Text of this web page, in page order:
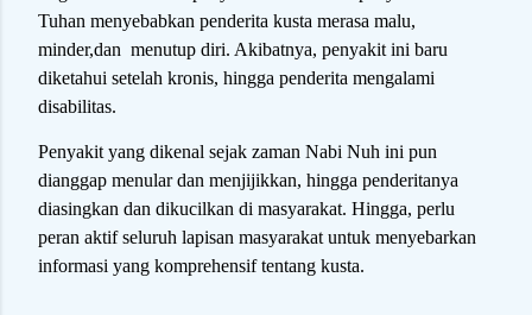
Tuhan menyebabkan penderita kusta merasa malu,
minder,dan menutup diri. Akibatnya, penyakit ini baru
diketahui setelah kronis, hingga penderita mengalami
disabilitas.
Penyakit yang dikenal sejak zaman Nabi Nuh ini pun
dianggap menular dan menjijikkan, hingga penderitanya
diasingkan dan dikucilkan di masyarakat. Hingga, perlu
peran aktif seluruh lapisan masyarakat untuk menyebarkan
informasi yang komprehensif tentang kusta.